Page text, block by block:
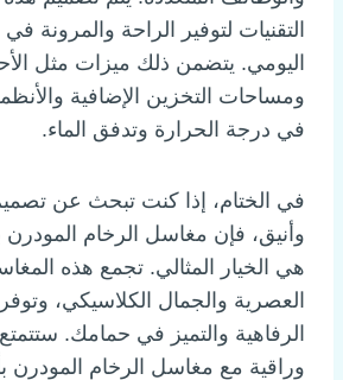
التقنيات لتوفير الراحة والمرونة
اليومي. يتضمن ذلك ميزات مثل
ومساحات التخزين الإضافية
في درجة الحرارة وتدفق الماء.
في الختام، إذا كنت تبحث عن
وأنيق، فإن مغاسل الرخام المودرن
هي الخيار المثالي. تجمع هذه
العصرية والجمال الكلاسيكي،
الرفاهية والتميز في حمامك.
وراقية مع مغاسل الرخام المودرن